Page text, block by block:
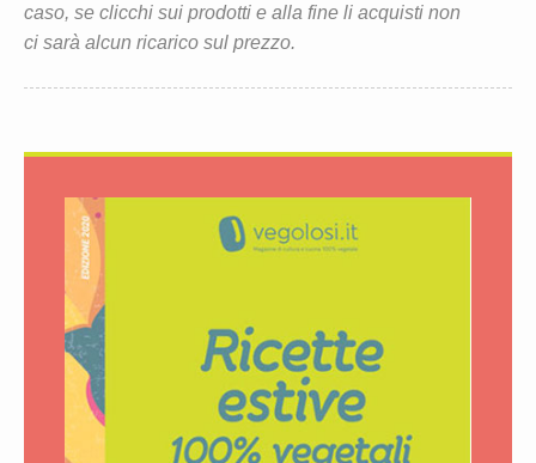
caso, se clicchi sui prodotti e alla fine li acquisti non
ci sarà alcun ricarico sul prezzo.